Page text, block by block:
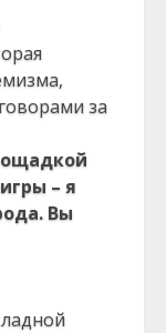
за
– я
Вы